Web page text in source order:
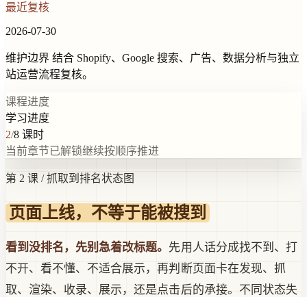
最近复核
2026-07-30
维护边界 结合 Shopify、Google 搜索、广告、数据分析与独立
站运营流程复核。
课程进度
学习进度
2/8 课时
当前章节已解锁继续按顺序推进
第 2 课 / 抓取到排名状态图
页面上线，不等于能被搜到
看到没排名，先别急着改标题。 先用人话分成找不到、打
不开、看不懂、不适合展示，再判断页面卡在发现、抓
取、渲染、收录、展示，还是点击后的承接。不同状态失